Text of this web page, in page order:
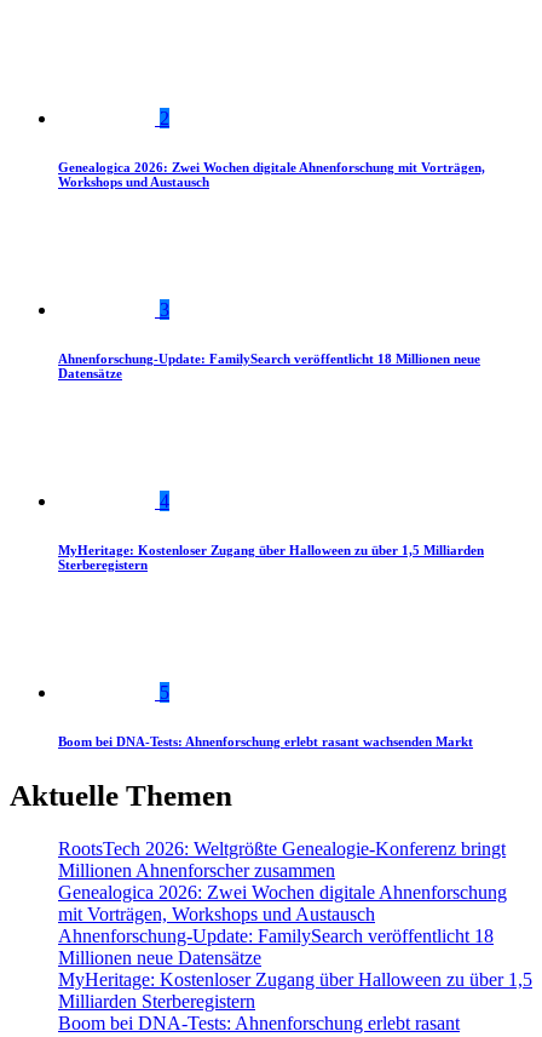
2
Genealogica 2026: Zwei Wochen digitale Ahnenforschung mit Vorträgen,
Workshops und Austausch
3
Ahnenforschung-Update: FamilySearch veröffentlicht 18 Millionen neue
Datensätze
4
MyHeritage: Kostenloser Zugang über Halloween zu über 1,5 Milliarden
Sterberegistern
5
Boom bei DNA-Tests: Ahnenforschung erlebt rasant wachsenden Markt
Aktuelle Themen
RootsTech 2026: Weltgrößte Genealogie-Konferenz bringt
Millionen Ahnenforscher zusammen
Genealogica 2026: Zwei Wochen digitale Ahnenforschung
mit Vorträgen, Workshops und Austausch
Ahnenforschung-Update: FamilySearch veröffentlicht 18
Millionen neue Datensätze
MyHeritage: Kostenloser Zugang über Halloween zu über 1,5
Milliarden Sterberegistern
Boom bei DNA-Tests: Ahnenforschung erlebt rasant